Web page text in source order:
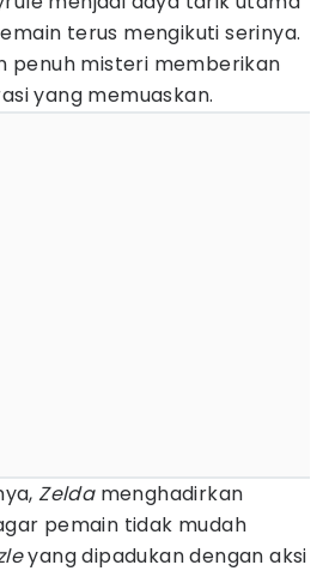
terus mengikuti serinya.
penuh misteri memberikan
yang memuaskan.
Zeldamenghadirkan
pemain tidak mudah
yang dipadukan dengan aksi